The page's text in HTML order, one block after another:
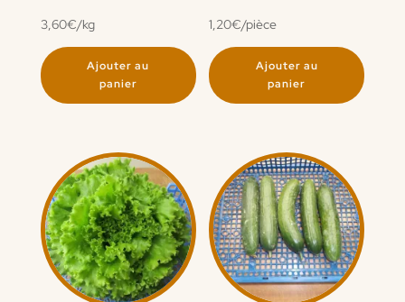
3,60€/kg
Ajouter au
panier
1,20€/pièce
Ajouter au
panier